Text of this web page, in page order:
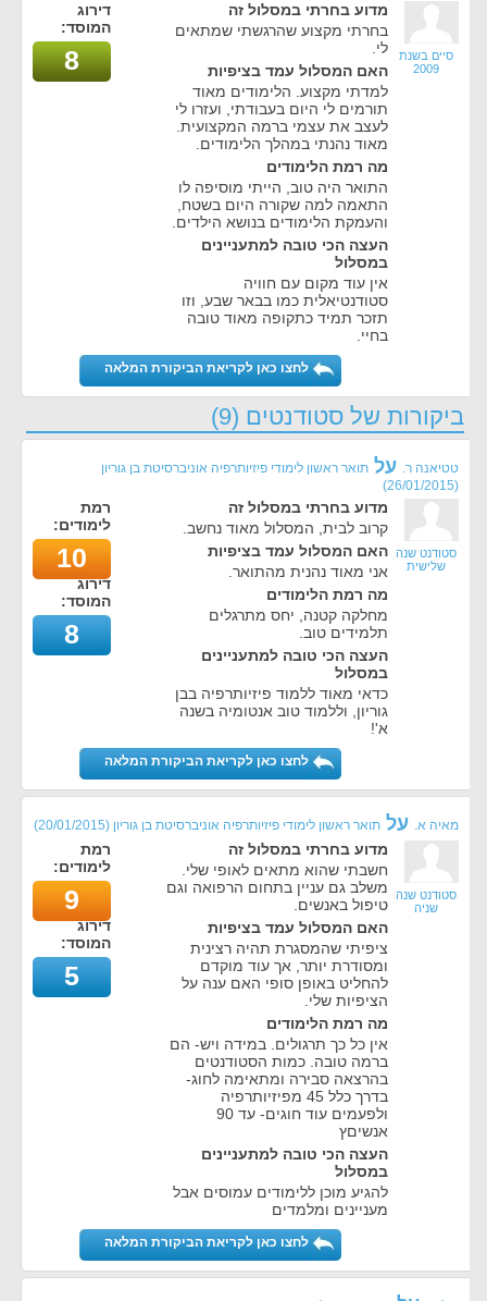
סיים בשנת
2009
מדוע בחרתי במסלול זה
בחרתי מקצוע שהרגשתי שמתאים
לי.
האם המסלול עמד בציפיות
למדתי מקצוע. הלימודים מאוד
תורמים לי היום בעבודתי, ועזרו לי
לעצב את עצמי ברמה המקצועית.
מאוד נהנתי במהלך הלימודים.
מה רמת הלימודים
התואר היה טוב, הייתי מוסיפה לו
התאמה למה שקורה היום בשטח,
והעמקת הלימודים בנושא הילדים.
העצה הכי טובה למתעניינים
במסלול
אין עוד מקום עם חוויה
סטודנטיאלית כמו בבאר שבע, וזו
תזכר תמיד כתקופה מאוד טובה
בחיי.
דירוג
המוסד:
8
לחצו כאן לקריאת הביקורת המלאה
ביקורות של סטודנטים (9)
טטיאנה ר. על תואר ראשון לימודי פיזיותרפיה אוניברסיטת בן גוריון
(
26/01/2015
)
סטודנט שנה
שלישית
מדוע בחרתי במסלול זה
קרוב לבית, המסלול מאוד נחשב.
האם המסלול עמד בציפיות
אני מאוד נהנית מהתואר.
מה רמת הלימודים
מחלקה קטנה, יחס מתרגלים
תלמידים טוב.
העצה הכי טובה למתעניינים
במסלול
כדאי מאוד ללמוד פיזיותרפיה בבן
גוריון, וללמוד טוב אנטומיה בשנה
א'!
רמת
לימודים:
10
דירוג
המוסד:
8
לחצו כאן לקריאת הביקורת המלאה
מאיה א. על תואר ראשון לימודי פיזיותרפיה אוניברסיטת בן גוריון (
20/01/2015
)
סטודנט שנה
שניה
מדוע בחרתי במסלול זה
חשבתי שהוא מתאים לאופי שלי.
משלב גם עניין בתחום הרפואה וגם
טיפול באנשים.
האם המסלול עמד בציפיות
ציפיתי שהמסגרת תהיה רצינית
ומסודרת יותר, אך עוד מוקדם
להחליט באופן סופי האם ענה על
הציפיות שלי.
מה רמת הלימודים
אין כל כך תרגולים. במידה ויש- הם
ברמה טובה. כמות הסטודנטים
בהרצאה סבירה ומתאימה לחוג-
בדרך כלל 45 מפיזיותרפיה
ולפעמים עוד חוגים- עד 90
אנשיםץ
העצה הכי טובה למתעניינים
במסלול
להגיע מוכן ללימודים עמוסים אבל
מעניינים ומלמדים
רמת
לימודים:
9
דירוג
המוסד:
5
לחצו כאן לקריאת הביקורת המלאה